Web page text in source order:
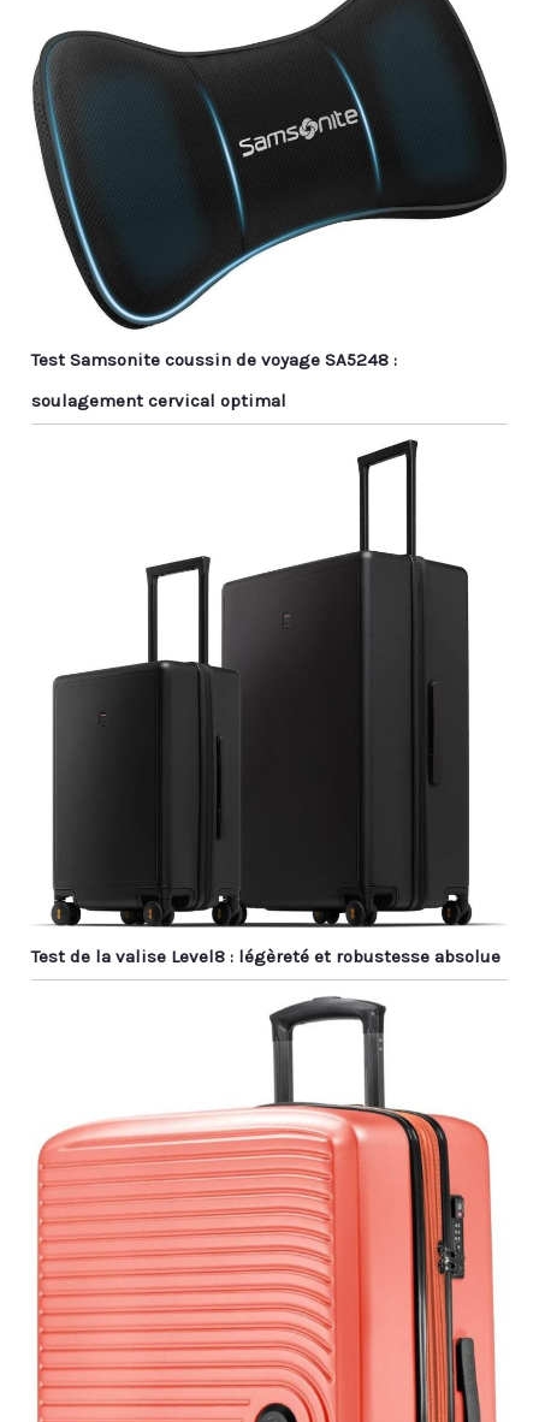
Test Samsonite coussin de voyage SA5248 :
soulagement cervical optimal
Test de la valise Level8 : légèreté et robustesse absolue